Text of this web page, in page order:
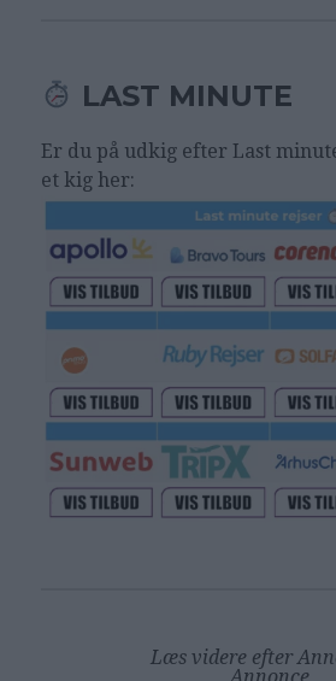
LAST MINUTE
Er du på udkig efter Last
et kig her:
Læs videre efter
Annonce